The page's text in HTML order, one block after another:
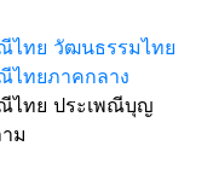
ไทย วัฒนธรรมไทย
ไทยภาคกลาง
ไทย ประเพณีบุญ
ม